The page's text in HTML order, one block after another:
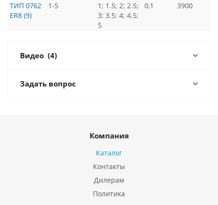
ТИП 0762
ER8 (9)
1-5
1; 1.5; 2; 2.5;
3; 3.5; 4; 4.5;
5
0,1 3900
Видео (4)
Задать вопрос
Компания
Каталог
Контакты
Дилерам
Политика